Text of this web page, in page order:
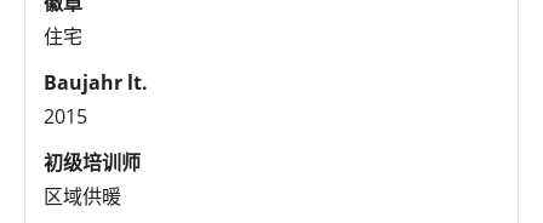
住宅
Baujahr lt.
2015
初级培训师
区域供暖